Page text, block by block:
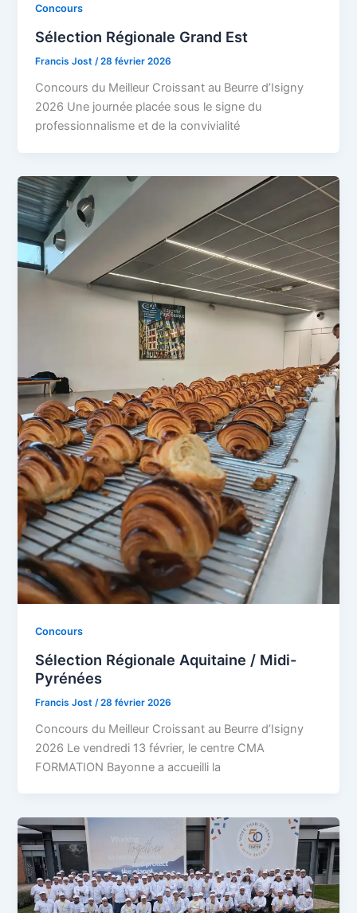
Concours
Sélection Régionale Grand Est
Francis Jost/28 février 2026
Concours du Meilleur Croissant au Beurre d’Isigny
2026 Une journée placée sous le signe du
professionnalisme et de la convivialité
Concours
Sélection Régionale Aquitaine / Midi-
Pyrénées
Francis Jost /28 février 2026
Concours du Meilleur Croissant au Beurre d’Isigny
2026 Le vendredi 13 février, le centre CMA
FORMATION Bayonne a accueilli la